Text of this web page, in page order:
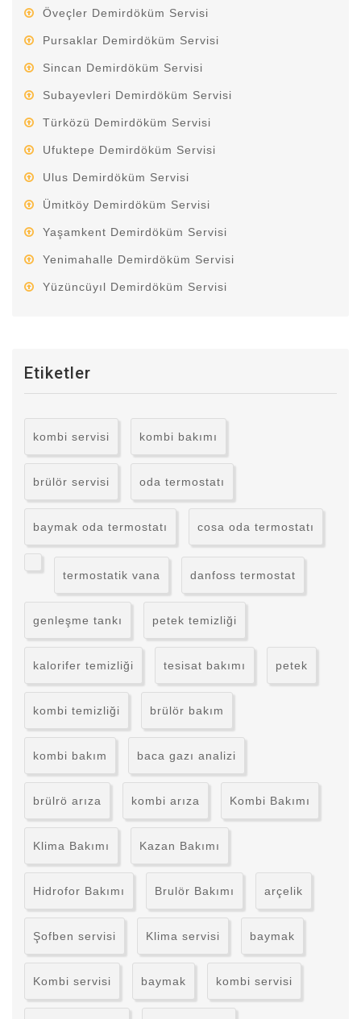
Öveçler Demirdöküm Servisi
Pursaklar Demirdöküm Servisi
Sincan Demirdöküm Servisi
Subayevleri Demirdöküm Servisi
Türközü Demirdöküm Servisi
Ufuktepe Demirdöküm Servisi
Ulus Demirdöküm Servisi
Ümitköy Demirdöküm Servisi
Yaşamkent Demirdöküm Servisi
Yenimahalle Demirdöküm Servisi
Yüzüncüyıl Demirdöküm Servisi
Etiketler
kombi servisi kombi bakımı
brülör servisi oda termostatı
baymak oda termostatı cosa oda termostatı
termostatik vana danfoss termostat
genleşme tankı petek temizliği
kalorifer temizliği tesisat bakımı petek
kombi temizliği brülör bakım
kombi bakım baca gazı analizi
brülrö arıza kombi arıza Kombi Bakımı
Klima Bakımı Kazan Bakımı
Hidrofor Bakımı Brulör Bakımı arçelik
Şofben servisi Klima servisi baymak
Kombi servisi baymak kombi servisi